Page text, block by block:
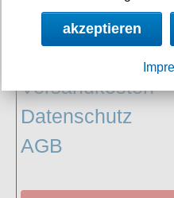
Impressum/
Versandkosten
Datenschutz
AGB
akzeptieren